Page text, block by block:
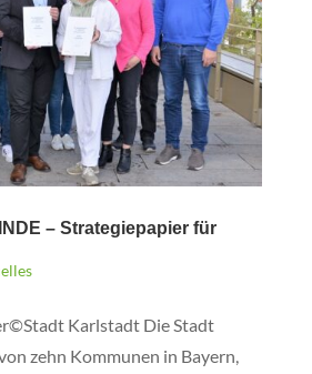
– Strategiepapier für
Karlstadt Die Stadt
zehn Kommunen in Bayern,